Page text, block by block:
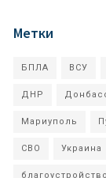
Метки
БПЛА ВСУ
ДНР
Мариуполь
СВО Украина
благоустройство